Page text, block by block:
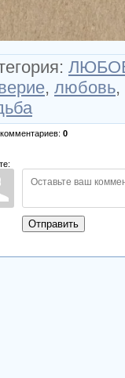
:
, любовь,
: 0
Отправить